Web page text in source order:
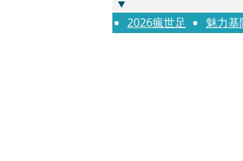
快訊
與AOP仲裁
2026瘋世足 魅力基